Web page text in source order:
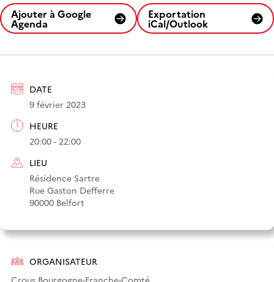
DATE
9 février 2023
HEURE
20:00 - 22:00
LIEU
Résidence Sartre
Rue Gaston Defferre
90000 Belfort
ORGANISATEUR
Ajouter à Google
Agenda
Exportation
iCal/Outlook